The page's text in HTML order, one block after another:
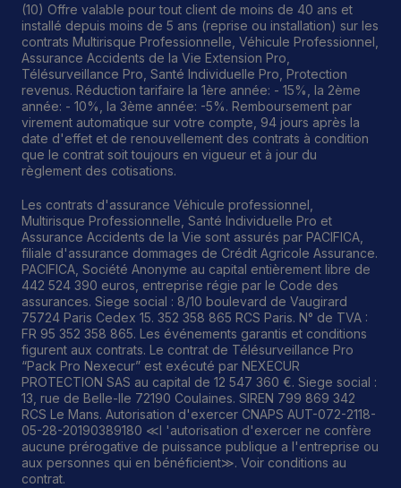
(10) Offre valable pour tout client de moins de 40 ans et
installé depuis moins de 5 ans (reprise ou installation) sur les
contrats Multirisque Professionnelle, Véhicule Professionnel,
Assurance Accidents de la Vie Extension Pro,
Télésurveillance Pro, Santé Individuelle Pro, Protection
revenus. Réduction tarifaire la 1ère année: - 15%, la 2ème
année: - 10%, la 3ème année: -5%. Remboursement par
virement automatique sur votre compte, 94 jours après la
date d'effet et de renouvellement des contrats à condition
que le contrat soit toujours en vigueur et à jour du
règlement des cotisations.
Les contrats d'assurance Véhicule professionnel,
Multirisque Professionnelle, Santé Individuelle Pro et
Assurance Accidents de la Vie sont assurés par PACIFICA,
filiale d'assurance dommages de Crédit Agricole Assurance.
PACIFICA, Société Anonyme au capital entièrement libre de
442 524 390 euros, entreprise régie par le Code des
assurances. Siege social : 8/10 boulevard de Vaugirard
75724 Paris Cedex 15. 352 358 865 RCS Paris. N° de TVA :
FR 95 352 358 865. Les événements garantis et conditions
figurent aux contrats. Le contrat de Télésurveillance Pro
“Pack Pro Nexecur” est exécuté par NEXECUR
PROTECTION SAS au capital de 12 547 360 €. Siege social :
13, rue de Belle-Ile 72190 Coulaines. SIREN 799 869 342
RCS Le Mans. Autorisation d'exercer CNAPS AUT-072-2118-
05-28-20190389180 ≪l 'autorisation d'exercer ne confère
aucune prérogative de puissance publique a l'entreprise ou
aux personnes qui en bénéficient≫. Voir conditions au
contrat.